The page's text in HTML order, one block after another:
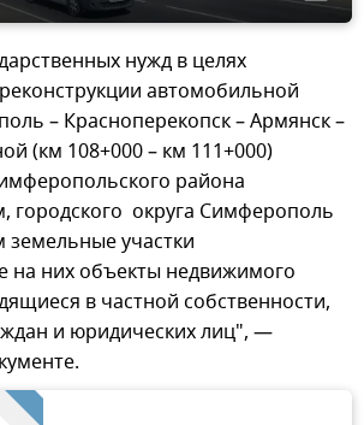
нужд в целях
автомобильной
– Красноперекопск – Армянск –
(км 108+000 – км 111+000)
района
городского округа Симферополь
участки
на них объекты недвижимого
в частной собственности,
и юридических лиц", —